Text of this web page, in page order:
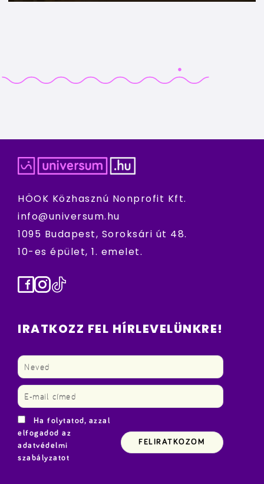
HÖOK Közhasznú Nonprofit Kft.
info@universum.hu
1095 Budapest, Soroksári út 48.
10-es épület, 1. emelet.
Facebook
Instagram
TikTok
IRATKOZZ FEL HÍRLEVELÜNKRE!
Ha folytatod, azzal
elfogadod az
adatvédelmi
szabályzatot